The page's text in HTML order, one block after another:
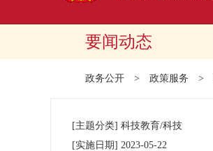
要闻动态
政务公开 > 政策服务 >
[主题分类] 科技教育/科技
[实施日期] 2023-05-22